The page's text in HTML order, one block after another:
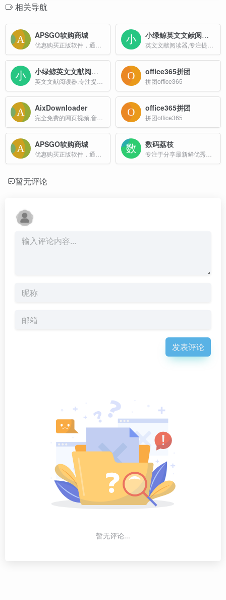
相关导航
APSGO软购商城 小绿鲸英文文献阅读器
小绿鲸英文文献阅读器 office365拼团
拼团office365
AixDownloader office365拼团
拼团office365
APSGO软购商城 数码荔枝
暂无评论
发表评论
暂无评论...